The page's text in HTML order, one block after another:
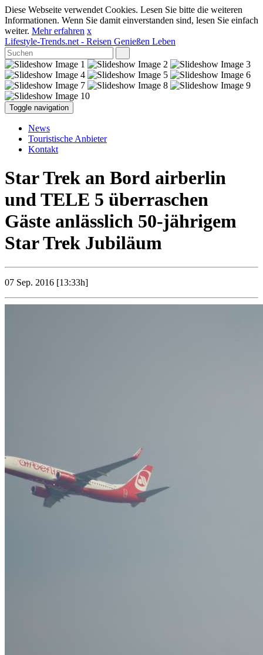
Diese Webseite verwendet Cookies. Lesen Sie bitte die weiteren
Informationen. Wenn Sie damit einverstanden sind, lesen Sie einfach
weiter. Mehr erfahren x
Lifestyle-Trends.net - Reisen Genießen Leben
Toggle navigation
News
Touristische Anbieter
Kontakt
Star Trek an Bord airberlin
und TELE 5 überraschen
Gäste anlässlich 50-jährigem
Star Trek Jubiläum
07 Sep. 2016 [13:33h]